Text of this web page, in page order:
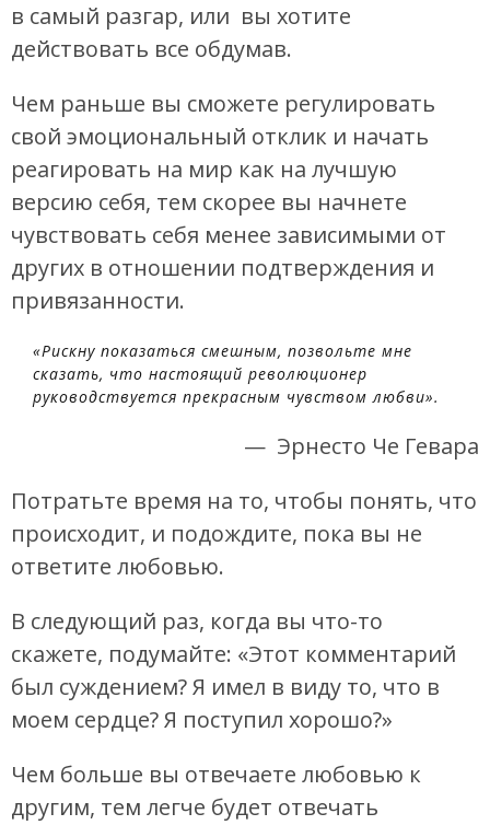
в самый разгар, или вы хотите
действовать все обдумав.
Чем раньше вы сможете регулировать
свой эмоциональный отклик и начать
реагировать на мир как на лучшую
версию себя, тем скорее вы начнете
чувствовать себя менее зависимыми от
других в отношении подтверждения и
привязанности.
«Рискну показаться смешным, позвольте мне
сказать, что настоящий революционер
руководствуется прекрасным чувством любви».
— Эрнесто Че Гевара
Потратьте время на то, чтобы понять, что
происходит, и подождите, пока вы не
ответите любовью.
В следующий раз, когда вы что-то
скажете, подумайте: «Этот комментарий
был суждением? Я имел в виду то, что в
моем сердце? Я поступил хорошо?»
Чем больше вы отвечаете любовью к
другим, тем легче будет отвечать